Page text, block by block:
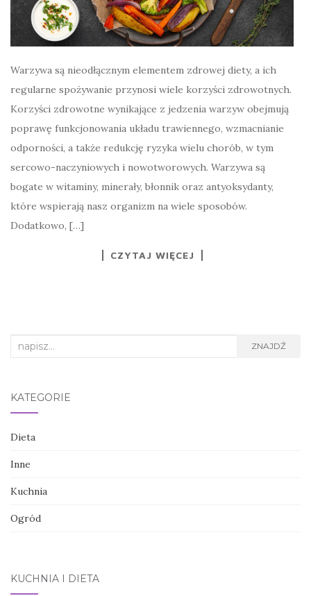
Warzywa są nieodłącznym elementem zdrowej diety, a ich
regularne spożywanie przynosi wiele korzyści zdrowotnych.
Korzyści zdrowotne wynikające z jedzenia warzyw obejmują
poprawę funkcjonowania układu trawiennego, wzmacnianie
odporności, a także redukcję ryzyka wielu chorób, w tym
sercowo-naczyniowych i nowotworowych. Warzywa są
bogate w witaminy, minerały, błonnik oraz antyoksydanty,
które wspierają nasz organizm na wiele sposobów.
Dodatkowo, […]
CZYTAJ WIĘCEJ
Search
ZNAJDŹ
KATEGORIE
Dieta
Inne
Kuchnia
Ogród
KUCHNIA I DIETA